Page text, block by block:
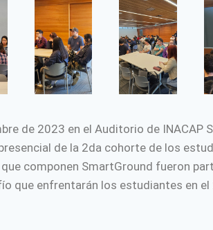
de 2023 en el Auditorio de
de la 2da cohorte de los
componen SmartGround fueron
que enfrentarán los estudiantes en